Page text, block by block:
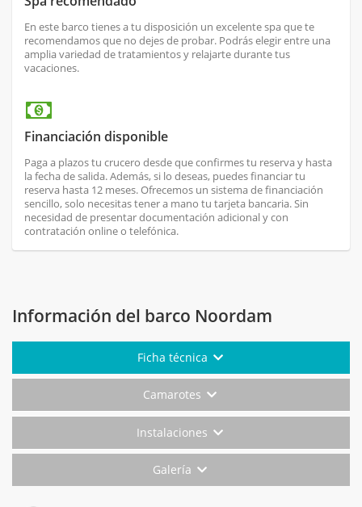
En este barco tienes a tu disposición un excelente spa que te
recomendamos que no dejes de probar. Podrás elegir entre una
amplia variedad de tratamientos y relajarte durante tus
vacaciones.
Financiación disponible
Paga a plazos tu crucero desde que confirmes tu reserva y hasta
la fecha de salida. Además, si lo deseas, puedes financiar tu
reserva hasta 12 meses. Ofrecemos un sistema de financiación
sencillo, solo necesitas tener a mano tu tarjeta bancaria. Sin
necesidad de presentar documentación adicional y con
contratación online o telefónica.
Información del barco Noordam
Ficha técnica
Camarotes
Instalaciones
Galería